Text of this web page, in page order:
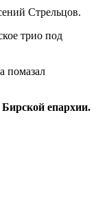
Стрельцов.
трио под
помазал
епархии.